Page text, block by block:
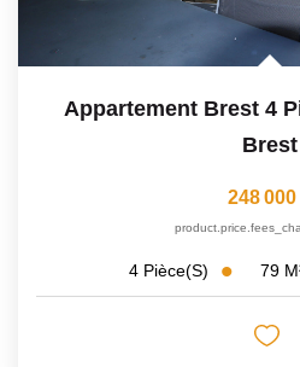
Appartement Brest 4
Brest
248 000
4 Pièce(s) 79